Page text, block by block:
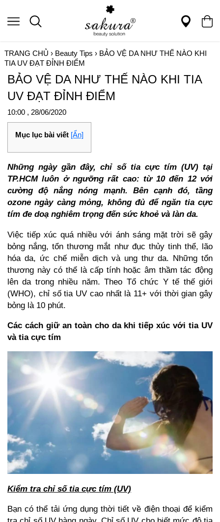
TRANG CHỦ › Beauty Tips › BẢO VỆ DA NHƯ THẾ NÀO KHI
TIA UV ĐẠT ĐỈNH ĐIỂM
BẢO VỆ DA NHƯ THẾ NÀO KHI TIA
UV ĐẠT ĐỈNH ĐIỂM
10:00 , 28/06/2020
Mục lục bài viết [Ẩn]
Những ngày gần đây, chỉ số tia cực tím (UV) tại
TP.HCM luôn ở ngưỡng rất cao: từ 10 đến 12 với
cường độ nắng nóng mạnh. Bên cạnh đó, tầng
ozone ngày càng mỏng, không đủ để ngăn tia cực
tím đe doạ nghiêm trọng đến sức khoẻ và làn da.
Việc tiếp xúc quá nhiều với ánh sáng mặt trời sẽ gây
bỏng nắng, tổn thương mắt như đục thủy tinh thể, lão
hóa da, ức chế miễn dịch và ung thư da. Những tổn
thương này có thể là cấp tính hoặc âm thầm tác động
lên da trong nhiều năm. Theo Tổ chức Y tế thế giới
(WHO), chỉ số tia UV cao nhất là 11+ với thời gian gây
bỏng là 10 phút.
Các cách giữ an toàn cho da khi tiếp xúc với tia UV
và tia cực tím
Kiểm tra chỉ số tia cực tím (UV)
Bạn có thể tải ứng dụng thời tiết về điện thoại để kiểm